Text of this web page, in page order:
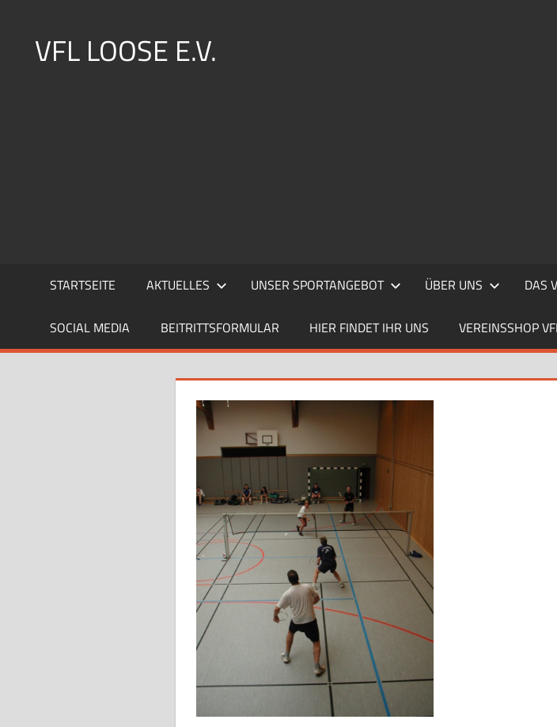
springenVFL LOOSE E.V.
STARTSEITE AKTUELLES UNSER SPORTANGEBOT ÜBER UNS DAS
SOCIAL MEDIA BEITRITTSFORMULAR HIER FINDET IHR UNS VEREINSSHOP